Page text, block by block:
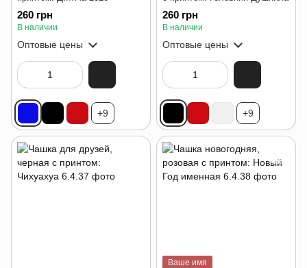
260 грн
В наличии
Оптовые цены
+9
260 грн
В наличии
Оптовые цены
+9
Ваше имя